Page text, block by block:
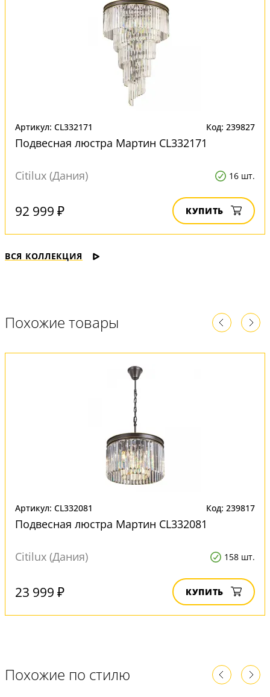
Артикул: CL332171 Код: 239827
Подвесная люстра Мартин CL332171
Citilux (Дания) 16 шт.
92 999 ₽ КУПИТЬ
ВСЯ КОЛЛЕКЦИЯ
Похожие товары
Артикул: CL332081 Код: 239817
Подвесная люстра Мартин CL332081
Citilux (Дания) 158 шт.
23 999 ₽ КУПИТЬ
Похожие по стилю